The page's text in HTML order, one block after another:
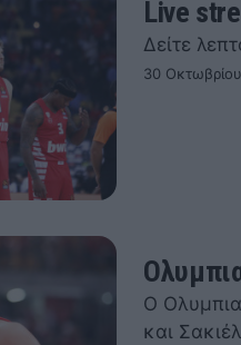
Live
Δείτε
30
Ο
και